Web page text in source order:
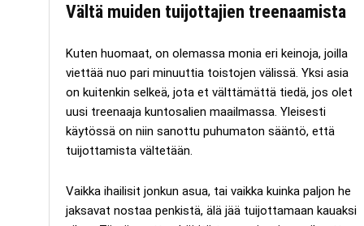
Vältä muiden tuijottajien treenaamista
Kuten huomaat, on olemassa monia eri keinoja, joilla
viettää nuo pari minuuttia toistojen välissä. Yksi asia
on kuitenkin selkeä, jota et välttämättä tiedä, jos olet
uusi treenaaja kuntosalien maailmassa. Yleisesti
käytössä on niin sanottu puhumaton sääntö, että
tuijottamista vältetään.
Vaikka ihailisit jonkun asua, tai vaikka kuinka paljon he
jaksavat nostaa penkistä, älä jää tuijottamaan kauaksi